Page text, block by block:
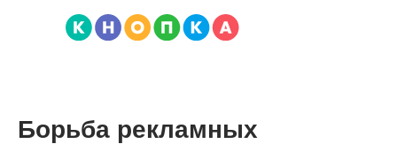
Борьба рекламных